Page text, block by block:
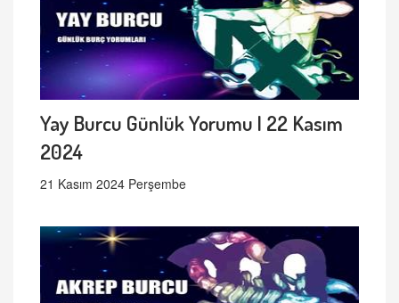
Yay Burcu Günlük Yorumu | 22 Kasım
2024
21 Kasım 2024 Perşembe